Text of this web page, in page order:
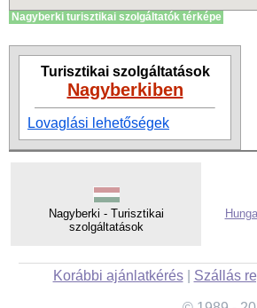
Nagyberki turisztikai szolgáltatók térképe
Turisztikai szolgáltatások
Nagyberkiben
Lovaglási lehetőségek
Nagyberki - Turisztikai
szolgáltatások
Korábbi ajánlatkérés| Szállás